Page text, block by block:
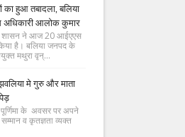
हुआ तबादला, बलिया
अधिकारी आलोक कुमार
ने आज 20 आईएएस
है। बलिया जनपद के
मथुरा वृन्...
मे गुरु और माता
के अवसर पर अपने
व कृतज्ञता व्यक्त